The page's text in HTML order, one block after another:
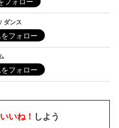
ダンス
いいね！ しよう